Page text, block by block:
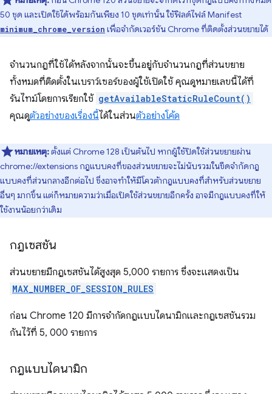
50 ชุด และเปิดใช้ได้พร้อมกันเพียง 10 ชุดเท่านั้น ใช้ฟิลด์ไฟล์ Manifest
minimum_chrome_version เพื่อจำกัดเวอร์ชัน Chrome ที่ติดตั้งส่วนขยายได้
จำนวนกฎที่ใช้ได้หลังจากนั้นจะขึ้นอยู่กับจำนวนกฎที่ส่วนขยาย
ทั้งหมดที่ติดตั้งในเบราว์เซอร์ของผู้ใช้เปิดใช้ คุณดูหมายเลขนี้ได้ที่
รันไทม์โดยการเรียกใช้ getAvailableStaticRuleCount()
คุณดูตัวอย่างของเรื่องนี้ได้ในส่วนตัวอย่างโค้ด
หมายเหตุ:ตั้งแต่ Chrome 128 เป็นต้นไป หากผู้ใช้ปิดใช้ส่วนขยายผ่าน
chrome://extensions กฎแบบคงที่ของส่วนขยายจะไม่นับรวมในขีดจำกัดกฎ
แบบคงที่ส่วนกลางอีกต่อไป ซึ่งอาจทำให้มีโควต้ากฎแบบคงที่สำหรับส่วนขยาย
อื่นๆ มากขึ้น แต่ก็หมายความว่าเมื่อเปิดใช้ส่วนขยายอีกครั้ง อาจมีกฎแบบคงที่ให้
ใช้งานน้อยกว่าเดิม
กฎเซสชัน
ส่วนขยายมีกฎเซสชันได้สูงสุด 5,000 รายการ ซึ่งจะแสดงเป็น
MAX_NUMBER_OF_SESSION_RULES
ก่อน Chrome 120 มีการจำกัดกฎแบบไดนามิกและกฎเซสชันรวม
กันไว้ที่ 5, 000 รายการ
กฎแบบไดนามิก